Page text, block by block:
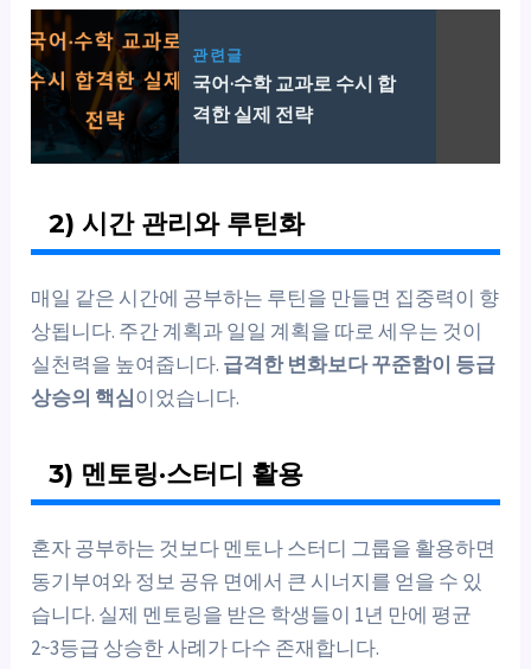
관련글
국어·수학 교과로 수시 합
격한 실제 전략
2) 시간 관리와 루틴화
매일 같은 시간에 공부하는 루틴을 만들면 집중력이 향
상됩니다. 주간 계획과 일일 계획을 따로 세우는 것이
실천력을 높여줍니다. 급격한 변화보다 꾸준함이 등급
상승의 핵심이었습니다.
3) 멘토링·스터디 활용
혼자 공부하는 것보다 멘토나 스터디 그룹을 활용하면
동기부여와 정보 공유 면에서 큰 시너지를 얻을 수 있
습니다. 실제 멘토링을 받은 학생들이 1년 만에 평균
2~3등급 상승한 사례가 다수 존재합니다.